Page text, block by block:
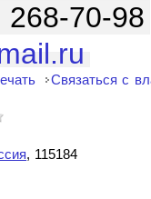
268-70-98
Связаться с
, 115184